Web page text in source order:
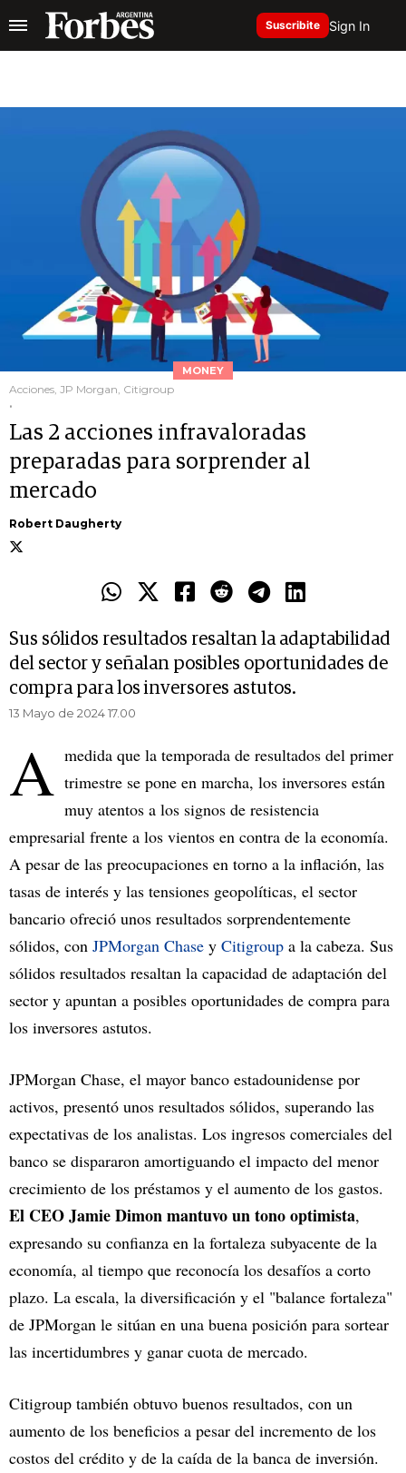
Suscribite Sign In
MONEY
Acciones, JP Morgan, Citigroup
.
Las 2 acciones infravaloradas
preparadas para sorprender al
mercado
Robert Daugherty
Sus sólidos resultados resaltan la adaptabilidad
del sector y señalan posibles oportunidades de
compra para los inversores astutos.
13 Mayo de 2024 17.00
A medida que la temporada de resultados del primer
trimestre se pone en marcha, los inversores están
muy atentos a los signos de resistencia
empresarial frente a los vientos en contra de la economía.
A pesar de las preocupaciones en torno a la inflación, las
tasas de interés y las tensiones geopolíticas, el sector
bancario ofreció unos resultados sorprendentemente
sólidos, con JPMorgan Chase y Citigroup a la cabeza. Sus
sólidos resultados resaltan la capacidad de adaptación del
sector y apuntan a posibles oportunidades de compra para
los inversores astutos.
JPMorgan Chase, el mayor banco estadounidense por
activos, presentó unos resultados sólidos, superando las
expectativas de los analistas. Los ingresos comerciales del
banco se dispararon amortiguando el impacto del menor
crecimiento de los préstamos y el aumento de los gastos.
El CEO Jamie Dimon mantuvo un tono optimista,
expresando su confianza en la fortaleza subyacente de la
economía, al tiempo que reconocía los desafíos a corto
plazo. La escala, la diversificación y el "balance fortaleza"
de JPMorgan le sitúan en una buena posición para sortear
las incertidumbres y ganar cuota de mercado.
Citigroup también obtuvo buenos resultados, con un
aumento de los beneficios a pesar del incremento de los
costos del crédito y de la caída de la banca de inversión.